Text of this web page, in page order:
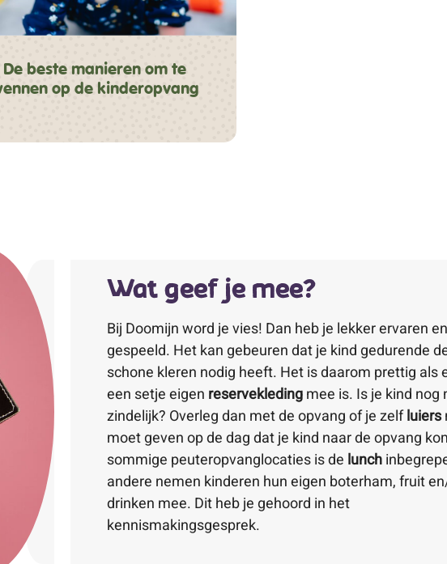
De beste manieren om te
op de kinderopvang
Wat geef je mee?
Bij Doomijn word je vies! Dan heb je lekker ervaren en
gespeeld. Het kan gebeuren dat je kind gedurende
schone kleren nodig heeft. Het is daarom prettig als
een setje eigen reservekleding mee is. Is je kind nog
zindelijk? Overleg dan met de opvang of je zelfluiers
moet geven op de dag dat je kind naar de opvang
sommige peuteropvanglocaties is de lunch
andere nemen kinderen hun eigen boterham, fruit
drinken mee. Dit heb je gehoord in het
kennismakingsgesprek.